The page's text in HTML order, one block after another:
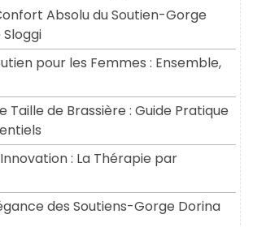
Absolu du Soutien-Gorge
pour les Femmes : Ensemble,
Taille de Brassière : Guide Pratique
: La Thérapie par
des Soutiens-Gorge Dorina